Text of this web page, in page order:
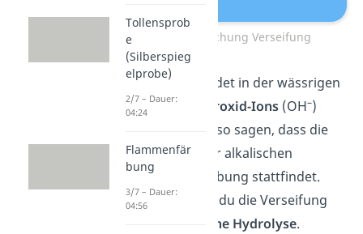
Reaktionsgleichung Verseifung
Die Verseifung findet in der wässrigen
Lösung eines
Hydroxid-Ions (OH–)
statt. Du kannst also sagen, dass die
Verseifung in einer alkalischen
(basischen) Umgebung stattfindet.
Deswegen nennst du die Verseifung
alkalische Hydrolyse.
Tollensprob
e
(Silberspieg
elprobe)
2/7 – Dauer:
04:24
Flammenfär
bung
3/7 – Dauer:
04:56